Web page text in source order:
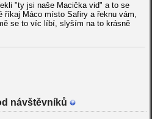
"ty jsi naše Macička vid" a to se
říkaj Máco místo Safiry a řeknu vám,
se to víc líbí, slyším na to krásně
návštěvníků